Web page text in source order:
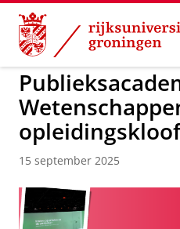
Skip
Content
Skip
Navigation
GMW
opleidingskloof
15 september 2025